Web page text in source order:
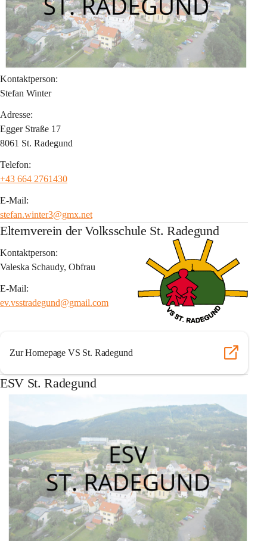
Kontaktperson:
Stefan Winter
Adresse:
Egger Straße 17
8061 St. Radegund
Telefon:
+43 664 2761430
E-Mail:
stefan.winter3@gmx.net
Elternverein der Volksschule St. Radegund
Kontaktperson:
Valeska Schaudy, Obfrau
E-Mail:
ev.vsstradegund@gmail.com
Zur Homepage VS St. Radegund
ESV St. Radegund